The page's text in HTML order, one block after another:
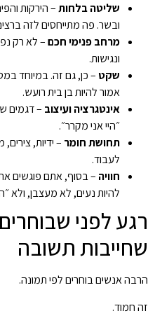
שליטה בלחות– הירקות
ובשר. פה מתייחסים לזה
מרחב פנימי חכם– לא רק
ונגישות.
שקט – כן, גם זה. במיוחד
אמור להיות בן בית רועש.
אינטגרציה ועיצוב – דגמים
״היי אני מקרר״.
תחושת חומר – ידיות,
לעבוד.
חוויה – בסוף, אתם פוגשים
להיות נעים, לא מעצבן, ולא
שחייבות תשובה
הרבה אנשים בוחרים לפי תמונה.
זה חמוד.